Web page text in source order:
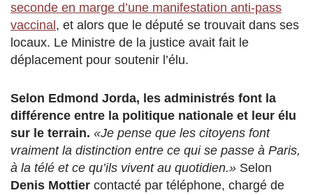
seconde en marge d’une manifestation anti-pass
vaccinal , et alors que le député se trouvait dans ses
locaux. Le Ministre de la justice avait fait le
déplacement pour soutenir l’élu.
Selon Edmond Jorda, les administrés font la
différence entre la politique nationale et leur élu
sur le terrain. «Je pense que les citoyens font
vraiment la distinction entre ce qui se passe à Paris,
à la télé et ce qu’ils vivent au quotidien.» Selon
Denis Mottier contacté par téléphone, chargé de